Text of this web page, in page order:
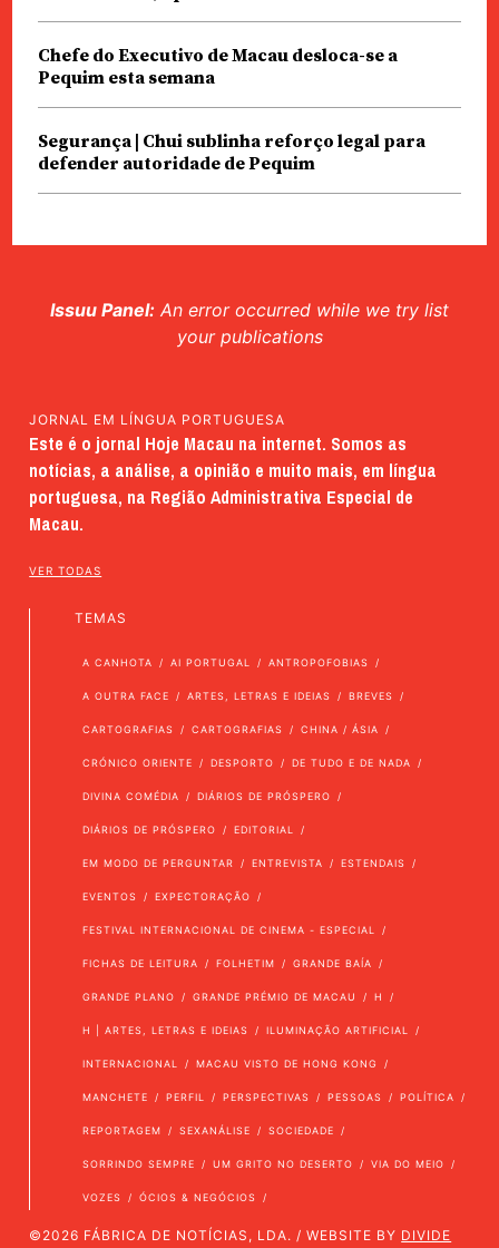
Chefe do Executivo de Macau desloca-se a
Pequim esta semana
Segurança | Chui sublinha reforço legal para
defender autoridade de Pequim
Issuu Panel: An error occurred while we try list
your publications
JORNAL EM LÍNGUA PORTUGUESA
Este é o jornal Hoje Macau na internet. Somos as
notícias, a análise, a opinião e muito mais, em língua
portuguesa, na Região Administrativa Especial de
Macau.
VER TODAS
TEMAS
A CANHOTA AI PORTUGAL ANTROPOFOBIAS
A OUTRA FACE ARTES, LETRAS E IDEIAS BREVES
CARTOGRAFIAS CARTOGRAFIAS CHINA / ÁSIA
CRÓNICO ORIENTE DESPORTO DE TUDO E DE NADA
DIVINA COMÉDIA DIÁRIOS DE PRÓSPERO
DIÁRIOS DE PRÓSPERO EDITORIAL
EM MODO DE PERGUNTAR ENTREVISTA ESTENDAIS
EVENTOS EXPECTORAÇÃO
FESTIVAL INTERNACIONAL DE CINEMA - ESPECIAL
FICHAS DE LEITURA FOLHETIM GRANDE BAÍA
GRANDE PLANO GRANDE PRÉMIO DE MACAU H
H | ARTES, LETRAS E IDEIAS ILUMINAÇÃO ARTIFICIAL
INTERNACIONAL MACAU VISTO DE HONG KONG
MANCHETE PERFIL PERSPECTIVAS PESSOAS POLÍTICA
REPORTAGEM SEXANÁLISE SOCIEDADE
SORRINDO SEMPRE UM GRITO NO DESERTO VIA DO MEIO
VOZES ÓCIOS & NEGÓCIOS
©2026 FÁBRICA DE NOTÍCIAS, LDA. / WEBSITE BY DIVIDE